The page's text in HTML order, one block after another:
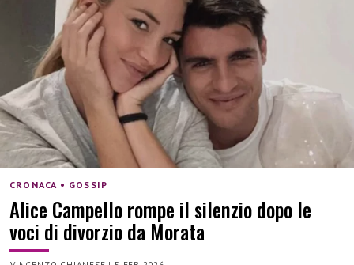
CRONACA • GOSSIP
Alice Campello rompe il silenzio dopo le
voci di divorzio da Morata